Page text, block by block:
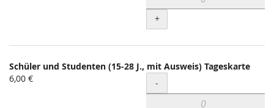
+
Schüler und Studenten (15-28 J., mit Ausweis) Tageskarte
6,00 €
Menge
-